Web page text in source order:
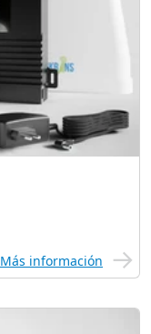
Más información